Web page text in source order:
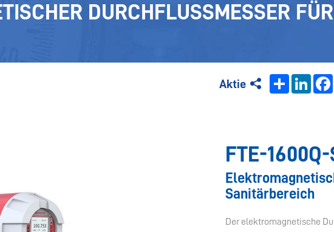
DURCHFLUSSMESSER
Aktie Share
FTE-
Sanitärbereich
Der elektromagnetische